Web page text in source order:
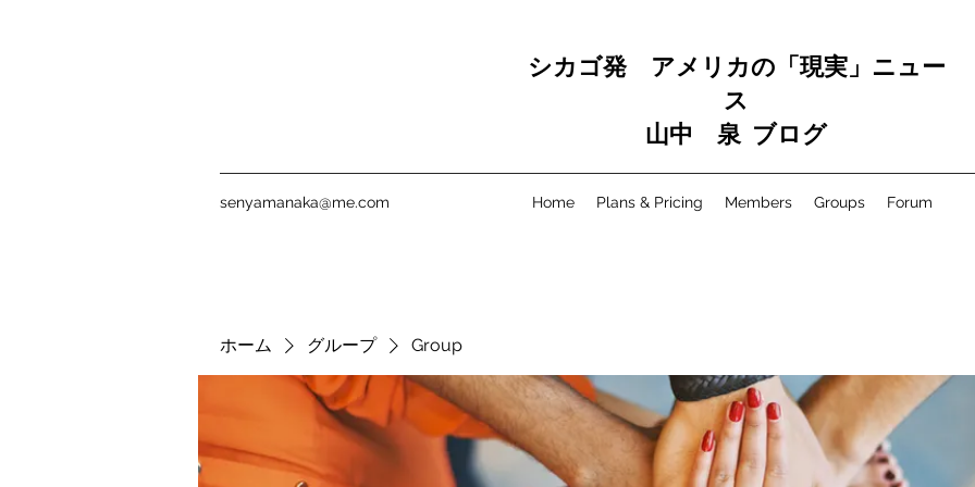
シカゴ発 アメリカの「現実」ニュー
ス
山中 泉 ブログ
senyamanaka@me.com Home Plans & Pricing Members Groups Forum
ホーム グループ Group